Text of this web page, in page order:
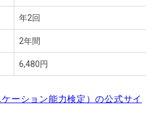
年2回
2年間
6,480円
ーション能力検定）の公式サイ